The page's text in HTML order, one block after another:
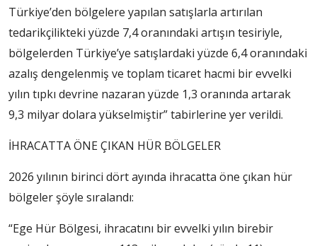
Türkiye’den bölgelere yapılan satışlarla artırılan
tedarikçilikteki yüzde 7,4 oranındaki artışın tesiriyle,
bölgelerden Türkiye’ye satışlardaki yüzde 6,4 oranındaki
azalış dengelenmiş ve toplam ticaret hacmi bir evvelki
yılın tıpkı devrine nazaran yüzde 1,3 oranında artarak
9,3 milyar dolara yükselmiştir” tabirlerine yer verildi.
İHRACATTA ÖNE ÇIKAN HÜR BÖLGELER
2026 yılının birinci dört ayında ihracatta öne çıkan hür
bölgeler şöyle sıralandı:
“Ege Hür Bölgesi, ihracatını bir evvelki yılın birebir